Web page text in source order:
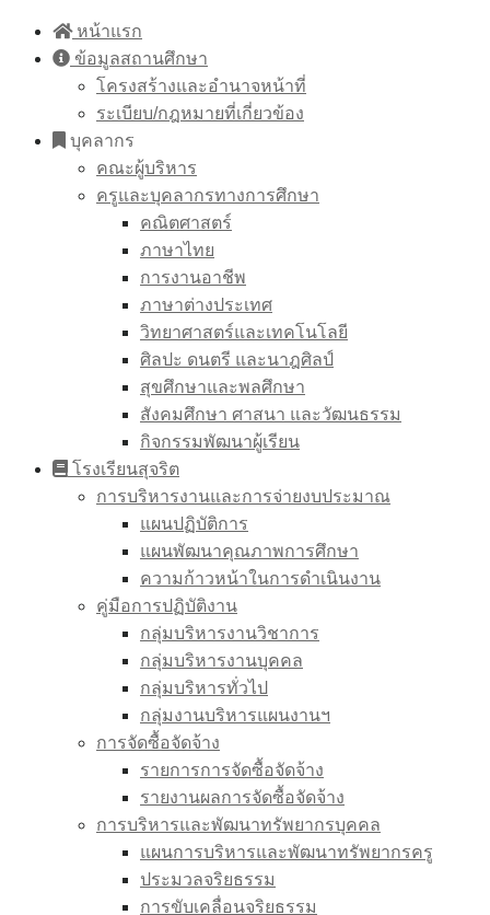
Skip
หน้าแรก
ข้อมูลสถานศึกษา
โครงสร้างและอำนาจหน้าที่
ระเบียบ/กฎหมายที่เกี่ยวข้อง
บุคลากร
คณะผู้บริหาร
ครูและบุคลากรทางการศึกษา
คณิตศาสตร์
ภาษาไทย
การงานอาชีพ
ภาษาต่างประเทศ
วิทยาศาสตร์และเทคโนโลยี
ศิลปะ ดนตรี และนาฎศิลป์
สุขศึกษาและพลศึกษา
สังคมศึกษา ศาสนา และวัฒนธรรม
กิจกรรมพัฒนาผู้เรียน
โรงเรียนสุจริต
การบริหารงานและการจ่ายงบประมาณ
แผนปฏิบัติการ
แผนพัฒนาคุณภาพการศึกษา
ความก้าวหน้าในการดำเนินงาน
คู่มือการปฏิบัติงาน
กลุ่มบริหารงานวิชาการ
กลุ่มบริหารงานบุคคล
กลุ่มบริหารทั่วไป
กลุ่มงานบริหารแผนงานฯ
การจัดซื้อจัดจ้าง
รายการการจัดซื้อจัดจ้าง
รายงานผลการจัดซื้อจัดจ้าง
การบริหารและพัฒนาทรัพยากรบุคคล
แผนการบริหารและพัฒนาทรัพยากรครู
ประมวลจริยธรรม
การขับเคลื่อนจริยธรรม